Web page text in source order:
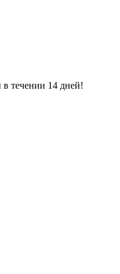
течении 14 дней!